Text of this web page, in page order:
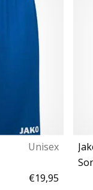
Unisex
€19,95